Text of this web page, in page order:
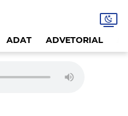
ADAT ADVETORIAL